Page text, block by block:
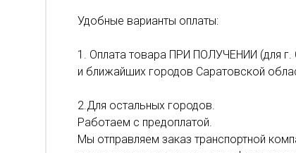
Удобные варианты оплаты:
1. Оплата товара ПРИ ПОЛУЧЕНИИ (для г.
и ближайших городов Саратовской
2.Для остальных городов.
Работаем с предоплатой.
Мы отправляем заказ транспортной